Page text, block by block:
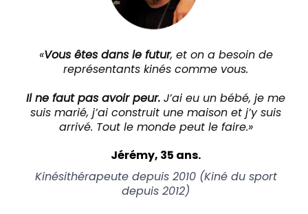
«Vous êtes dans le futur, et on a besoin de
représentants kinés comme vous.
Il ne faut pas avoir peur. J’ai eu un bébé, je me
suis marié, j’ai construit une maison et j’y suis
arrivé. Tout le monde peut le faire.»
Jérémy, 35 ans.
Kinésithérapeute depuis 2010 (Kiné du sport
depuis 2012)